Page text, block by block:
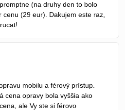
(na druhy den to bolo
(29 eur). Dakujem este raz,
5 mobilu a férový prístup.
cena opravy bola vyššia ako
ale Vy ste si férovo